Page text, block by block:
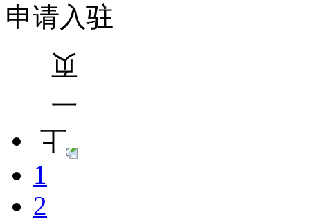
申请入驻
1
2